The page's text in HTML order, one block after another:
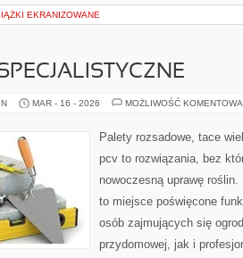
EKRANIZOWANE
MAR - 16 - 2026 MOŻLIWOŚĆ
Palety rozsadowe, tace
pcv to rozwiązania, bez
nowoczesną uprawę
to miejsce poświęcone
osób zajmujących się
przydomowej, jak i